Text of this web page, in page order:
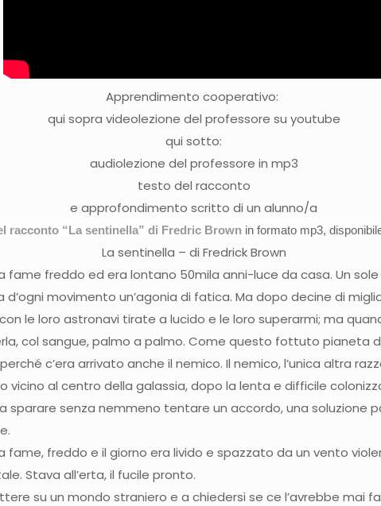
Apprendimento cooperativo:
qui sopra videolezione del professore su youtube
qui sotto:
audiolezione del professore in mp3
testo del racconto
e approfondimento scritto di un alunno/a
racconto “La sentinella” di Fredric Brownin formatomp3,
La sentinella – di Fredrick Brown
freddo ed era lontano 50mila anni-luce da casa. Un
movimento un’agonia di fatica. Ma dopo decine di
le loro astronavi tirate a lucido e le loro superarmi; ma
col sangue, palmo a palmo. Come questo fottuto pianeta
c’era arrivato anche il nemico. Il nemico, l’unica altra
al centro della galassia, dopo la lenta e difficile
senza nemmeno tentare un accordo, una soluzione
freddo e il giorno era livido e spazzato da un vento
Stava all’erta, il fucile pronto.
su un mondo straniero e a chiedersi se ce l’avrebbe mai